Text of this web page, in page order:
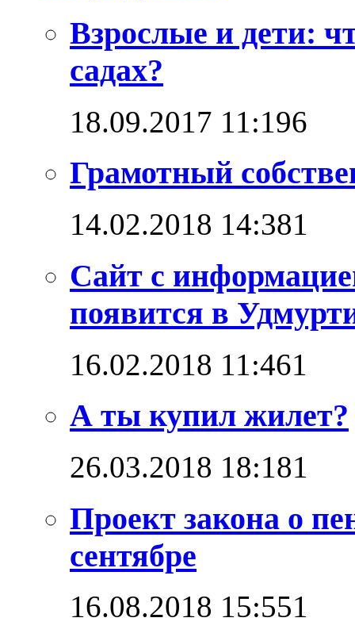
Взрослые и дети:
садах?
18.09.2017 11:196
Грамотный
14.02.2018 14:381
Сайт с
появится в
16.02.2018 11:461
А ты купил жилет?
26.03.2018 18:181
Проект закона о
сентябре
16.08.2018 15:551